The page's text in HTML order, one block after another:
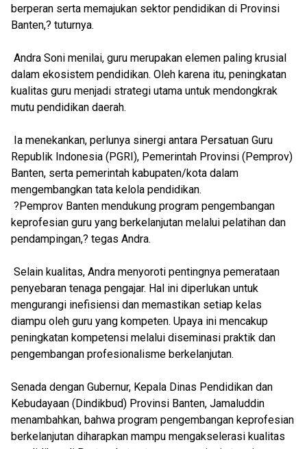
berperan serta memajukan sektor pendidikan di Provinsi
Banten,? tuturnya.
Andra Soni menilai, guru merupakan elemen paling krusial
dalam ekosistem pendidikan. Oleh karena itu, peningkatan
kualitas guru menjadi strategi utama untuk mendongkrak
mutu pendidikan daerah.
Ia menekankan, perlunya sinergi antara Persatuan Guru
Republik Indonesia (PGRI), Pemerintah Provinsi (Pemprov)
Banten, serta pemerintah kabupaten/kota dalam
mengembangkan tata kelola pendidikan.
?Pemprov Banten mendukung program pengembangan
keprofesian guru yang berkelanjutan melalui pelatihan dan
pendampingan,? tegas Andra.
Selain kualitas, Andra menyoroti pentingnya pemerataan
penyebaran tenaga pengajar. Hal ini diperlukan untuk
mengurangi inefisiensi dan memastikan setiap kelas
diampu oleh guru yang kompeten. Upaya ini mencakup
peningkatan kompetensi melalui diseminasi praktik dan
pengembangan profesionalisme berkelanjutan.
Senada dengan Gubernur, Kepala Dinas Pendidikan dan
Kebudayaan (Dindikbud) Provinsi Banten, Jamaluddin
menambahkan, bahwa program pengembangan keprofesian
berkelanjutan diharapkan mampu mengakselerasi kualitas